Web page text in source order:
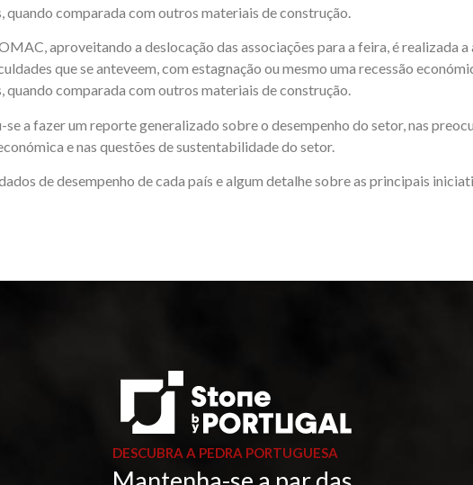
comparada com outros materiais de construção.
aproveitando a deslocação das associações para a feira, é realizada a
que se anteveem, com estagnação ou mesmo uma recessão
comparada com outros materiais de construção.
a fazer um reporte generalizado sobre o desempenho do setor, nas
e nas questões de sustentabilidade do setor.
de desempenho de cada país e algum detalhe sobre as principais
DESCUBRA A PEDRA PORTUGUESA